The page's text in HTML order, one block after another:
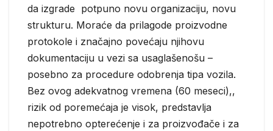
da izgrade potpuno novu organizaciju, novu
strukturu. Moraće da prilagode proizvodne
protokole i značajno povećaju njihovu
dokumentaciju u vezi sa usaglašenošu –
posebno za procedure odobrenja tipa vozila.
Bez ovog adekvatnog vremena (60 meseci),,
rizik od poremećaja je visok, predstavlja
nepotrebno opterećenje i za proizvođače i za